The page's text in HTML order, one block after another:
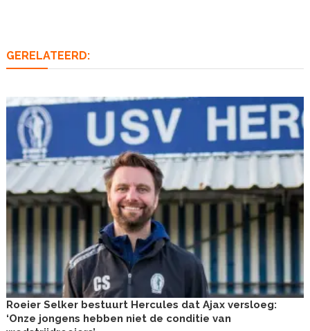
GERELATEERD:
Roeier Selker bestuurt Hercules dat Ajax versloeg:
‘Onze jongens hebben niet de conditie van